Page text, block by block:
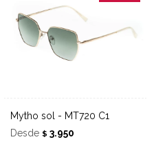
Mytho sol - MT720 C1
Desde $ 3.950